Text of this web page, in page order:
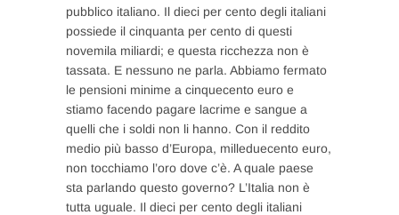
pubblico italiano. Il dieci per cento degli italiani
possiede il cinquanta per cento di questi
novemila miliardi; e questa ricchezza non è
tassata. E nessuno ne parla. Abbiamo fermato
le pensioni minime a cinquecento euro e
stiamo facendo pagare lacrime e sangue a
quelli che i soldi non li hanno. Con il reddito
medio più basso d’Europa, milleduecento euro,
non tocchiamo l’oro dove c’è. A quale paese
sta parlando questo governo? L’Italia non è
tutta uguale. Il dieci per cento degli italiani